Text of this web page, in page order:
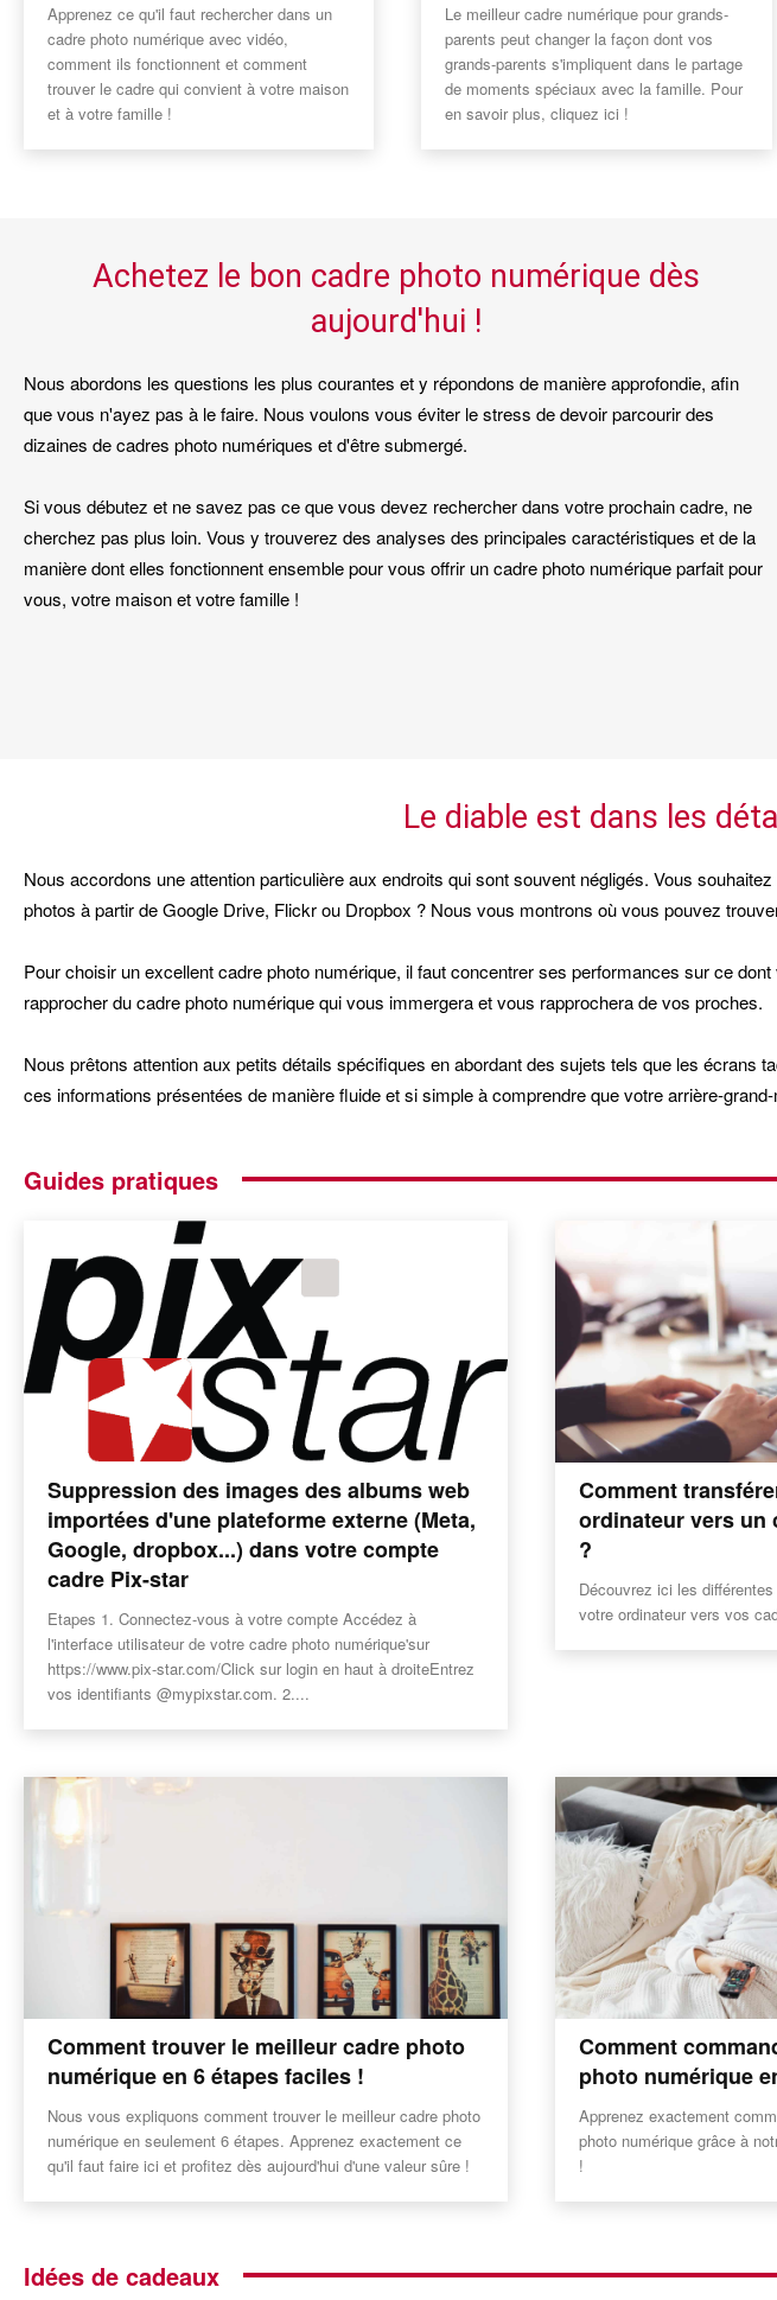
Apprenez ce qu'il faut rechercher dans un
cadre photo numérique avec vidéo,
comment ils fonctionnent et comment
trouver le cadre qui convient à votre maison
et à votre famille !
Le meilleur cadre numérique pour grands-
parents peut changer la façon dont vos
grands-parents s'impliquent dans le partage
de moments spéciaux avec la famille. Pour
en savoir plus, cliquez ici !
Achetez le bon cadre photo numérique dès
aujourd'hui !
Nous abordons les questions les plus courantes et y répondons de manière approfondie, afin
que vous n'ayez pas à le faire. Nous voulons vous éviter le stress de devoir parcourir des
dizaines de cadres photo numériques et d'être submergé.
Si vous débutez et ne savez pas ce que vous devez rechercher dans votre prochain cadre, ne
cherchez pas plus loin. Vous y trouverez des analyses des principales caractéristiques et de la
manière dont elles fonctionnent ensemble pour vous offrir un cadre photo numérique parfait pour
vous, votre maison et votre famille !
Le diable est dans les
Nous accordons une attention particulière aux endroits qui sont souvent négligés. Vous
photos à partir de Google Drive, Flickr ou Dropbox ? Nous vous montrons où vous pouvez
Pour choisir un excellent cadre photo numérique, il faut concentrer ses performances sur ce
rapprocher du cadre photo numérique qui vous immergera et vous rapprochera de vos proches.
Nous prêtons attention aux petits détails spécifiques en abordant des sujets tels que les écrans
ces informations présentées de manière fluide et si simple à comprendre que votre arrière-
Guides pratiques
Suppression des images des albums web
importées d'une plateforme externe (Meta,
Google, dropbox...) dans votre compte
cadre Pix-star
Etapes 1. Connectez-vous à votre compte Accédez à
l'interface utilisateur de votre cadre photo numérique'sur
https://www.pix-star.com/Click sur login en haut à droiteEntrez
vos identifiants @mypixstar.com. 2....
Comment
ordinateur vers un
?
Découvrez ici les
votre ordinateur vers vos
Comment trouver le meilleur cadre photo
numérique en 6 étapes faciles !
Nous vous expliquons comment trouver le meilleur cadre photo
numérique en seulement 6 étapes. Apprenez exactement ce
qu'il faut faire ici et profitez dès aujourd'hui d'une valeur sûre !
Comment
photo numérique
Apprenez exactement
photo numérique grâce à
!
Idées de cadeaux